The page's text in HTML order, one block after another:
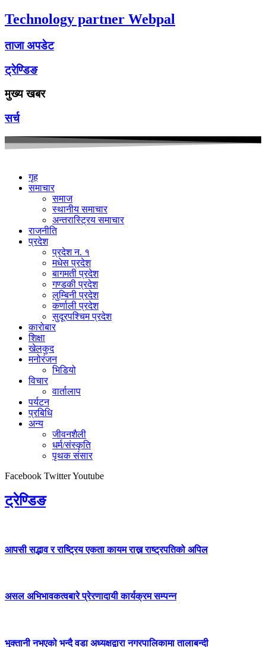
Technology partner Webpal
ताजा अपडेट
ट्रेण्डिङ
मुख्य खबर
सर्च
गृह
समाचार
समाज
स्थानीय समाचार
अन्तरास्ट्रिय समाचार
राजनीति
प्रदेश
प्रदेश न. १
मधेस प्रदेश
बागमती प्रदेश
गण्डकी प्रदेश
लुम्बिनी प्रदेश
कर्णाली प्रदेश
सुदूरपश्चिम प्रदेश
कारोबार
शिक्षा
खेलकुद
मनोरंजन
भिडियो
विचार
वार्तालाप
पर्यटन
प्रबिधि
अन्य
जीवनशैली
धर्म/संस्कृति
पृथक संसार
Facebook TwitterYoutube
ट्रेण्डिङ
आपसी सद्भाव र राष्ट्रिय एकता कायम राख्न राष्ट्रपतिको अपिल
असल अभिभावकत्वबारे प्रेरणादायी कार्यक्रम सम्पन्न
भुक्तानी नभएको भन्दै वडा अध्यक्षद्वारा नगरपालिकामा तालाबन्दी